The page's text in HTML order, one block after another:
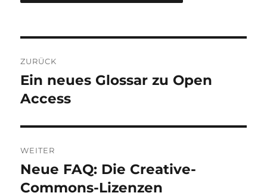
ZURÜCK
Vorheriger
Beitrag:
Ein neues Glossar zu Open
Access
WEITER
Nächster
Beitrag:
Neue FAQ: Die Creative-
Commons-Lizenzen